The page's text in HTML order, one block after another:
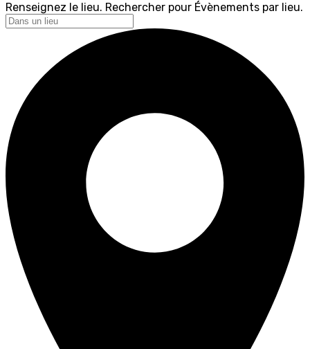
Renseignez le lieu. Rechercher pour Évènements par lieu.